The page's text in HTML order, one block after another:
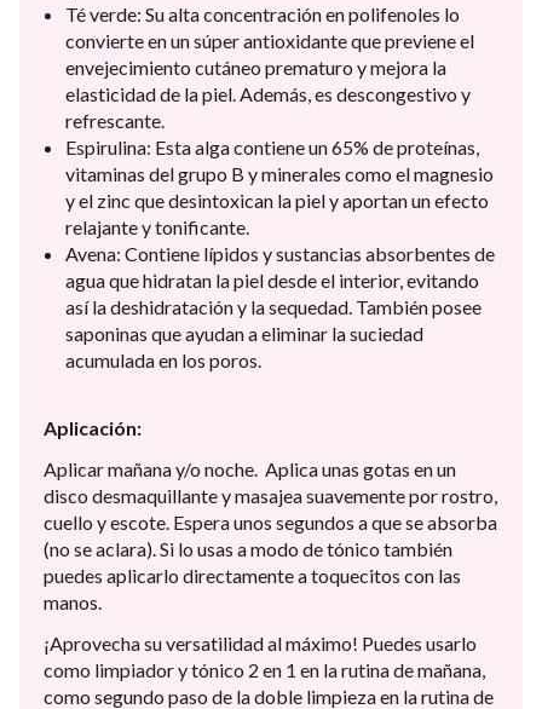
Té verde: Su alta concentración en polifenoles lo
convierte en un súper antioxidante que previene el
envejecimiento cutáneo prematuro y mejora la
elasticidad de la piel. Además, es descongestivo y
refrescante.
Espirulina: Esta alga contiene un 65% de proteínas,
vitaminas del grupo B y minerales como el magnesio
y el zinc que desintoxican la piel y aportan un efecto
relajante y tonificante.
Avena: Contiene lípidos y sustancias absorbentes de
agua que hidratan la piel desde el interior, evitando
así la deshidratación y la sequedad. También posee
saponinas que ayudan a eliminar la suciedad
acumulada en los poros.
Aplicación:
Aplicar mañana y/o noche. Aplica unas gotas en un
disco desmaquillante y masajea suavemente por rostro,
cuello y escote. Espera unos segundos a que se absorba
(no se aclara). Si lo usas a modo de tónico también
puedes aplicarlo directamente a toquecitos con las
manos.
¡Aprovecha su versatilidad al máximo! Puedes usarlo
como limpiador y tónico 2 en 1 en la rutina de mañana,
como segundo paso de la doble limpieza en la rutina de